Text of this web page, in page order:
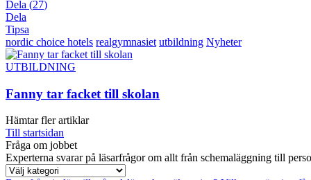
Dela (27)
Dela
Tipsa
nordic choice hotels realgymnasiet utbildning Nyheter
UTBILDNING
Fanny tar facket till skolan
Hämtar fler artiklar
Till startsidan
Fråga om jobbet
Experterna svarar på läsarfrågor om allt från schemaläggning till